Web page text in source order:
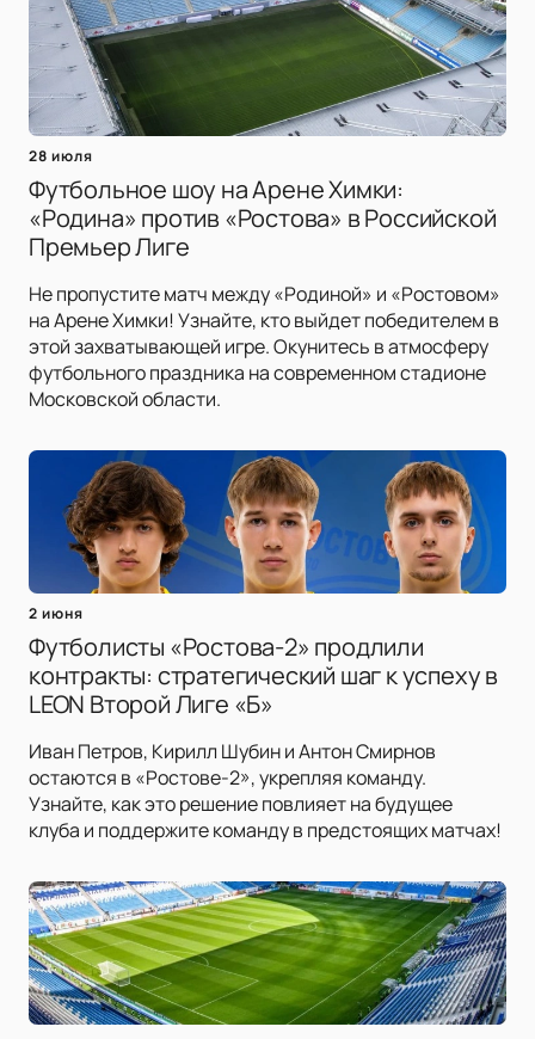
28 июля
Футбольное шоу на Арене Химки:
«Родина» против «Ростова» в Российской
Премьер Лиге
Не пропустите матч между «Родиной» и «Ростовом»
на Арене Химки! Узнайте, кто выйдет победителем в
этой захватывающей игре. Окунитесь в атмосферу
футбольного праздника на современном стадионе
Московской области.
2 июня
Футболисты «Ростова-2» продлили
контракты: стратегический шаг к успеху в
LEON Второй Лиге «Б»
Иван Петров, Кирилл Шубин и Антон Смирнов
остаются в «Ростове-2», укрепляя команду.
Узнайте, как это решение повлияет на будущее
клуба и поддержите команду в предстоящих матчах!